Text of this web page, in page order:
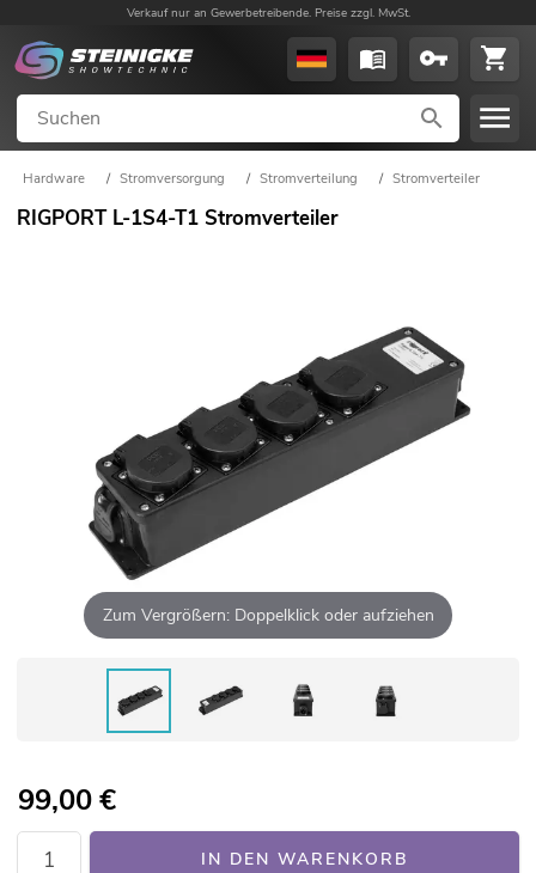
Verkauf nur an Gewerbetreibende. Preise zzgl. MwSt.
Hardware / Stromversorgung / Stromverteilung / Stromverteiler
RIGPORT L-1S4-T1 Stromverteiler
Zum Vergrößern: Doppelklick oder aufziehen
99,00€
IN DEN WARENKORB